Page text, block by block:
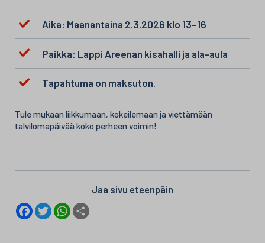
Aika: Maanantaina 2.3.2026 klo 13–16
Paikka: Lappi Areenan kisahalli ja ala-aula
Tapahtuma on maksuton.
Tule mukaan liikkumaan, kokeilemaan ja viettämään
talvilomapäivää koko perheen voimin!
Jaa sivu eteenpäin
F
a
T
w
W
h